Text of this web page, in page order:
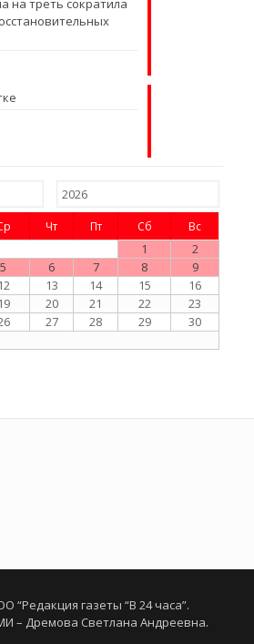
на треть сократила
Чт Пт Сб Вс
1
2
5 6 7 8
9
13 14 15
16
20 21 22
23
27 28 29
30
“Редакция газеты “В 24 часа”.
– Дремова Светлана Андреевна.